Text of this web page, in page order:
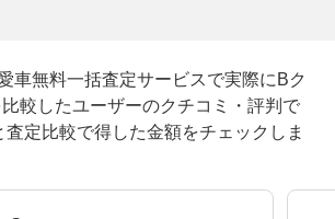
車無料一括査定サービスで実際にBク
較したユーザーのクチコミ・評判で
定比較で得した金額をチェックしま